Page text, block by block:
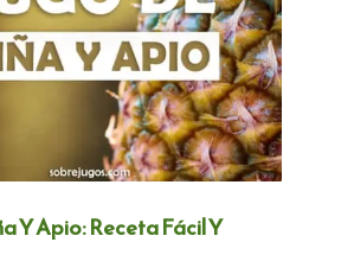
Y Apio: Receta Fácil Y